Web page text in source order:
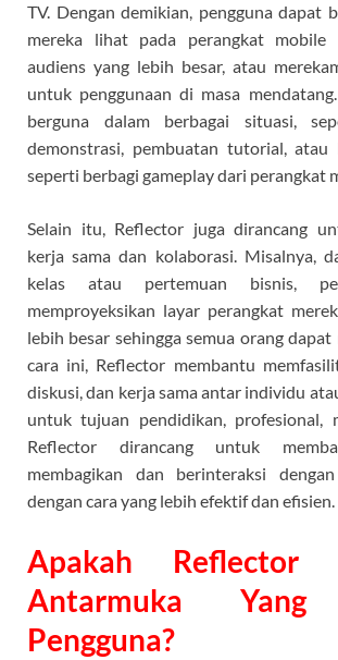
TV. Dengan demikian, pengguna dapat
mereka lihat pada perangkat mobile
audiens yang lebih besar, atau
untuk penggunaan di masa
berguna dalam berbagai situasi,
demonstrasi, pembuatan tutorial, atau
seperti berbagi gameplay dari perangkat
Selain itu, Reflector juga dirancang
kerja sama dan kolaborasi. Misalnya,
kelas atau pertemuan bisnis,
memproyeksikan layar perangkat
lebih besar sehingga semua orang
cara ini, Reflector membantu
diskusi, dan kerja sama antar individu
untuk tujuan pendidikan, profesional,
Reflector dirancang untuk
membagikan dan berinteraksi
dengan cara yang lebih efektif dan efisien.
Apakah Reflector
Antarmuka Yang
Pengguna?